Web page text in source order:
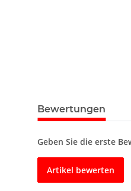
Bewertungen
Geben Sie die erste
Artikel bewerten